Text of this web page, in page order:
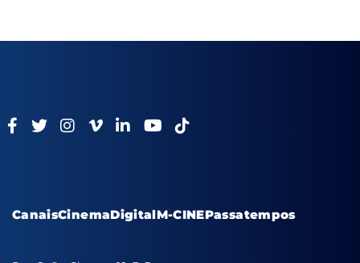
CanaisCinemaDigitalM-CINEPassatempos